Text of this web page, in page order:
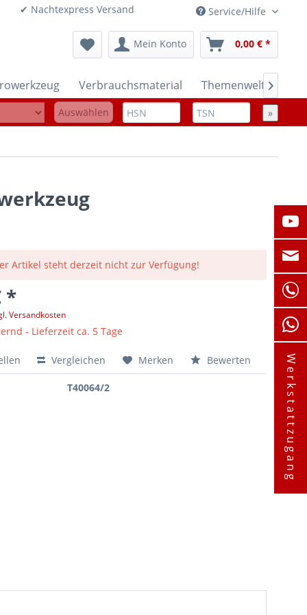
✔ Nachtexpress Versand Service/Hilfe
Mein Konto 0,00 € *
Verbrauchsmaterial Themenwelten

Auswählen »
Artikel steht derzeit nicht zur Verfügung!
*
Versandkosten
- Lieferzeit ca. 5 Tage
Vergleichen Merken Bewerten
T40064/2 Werkstattzugang